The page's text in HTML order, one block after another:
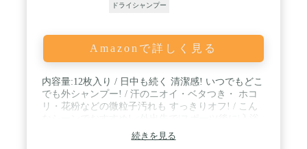
ドライシャンプー
Amazonで詳しく見る
内容量:12枚入り / 日中も続く 清潔感! いつでもどこ
でも外シャンプー! / 汗のニオイ・ベタつき・ ホコ
リ・花粉などの微粒子汚れも すっきりオフ! / こん
できない時に> / ブラント名: メリット / ※アルコー
ル過敏症の方、特に肌の弱い方は使わないでくださ
続きを見る